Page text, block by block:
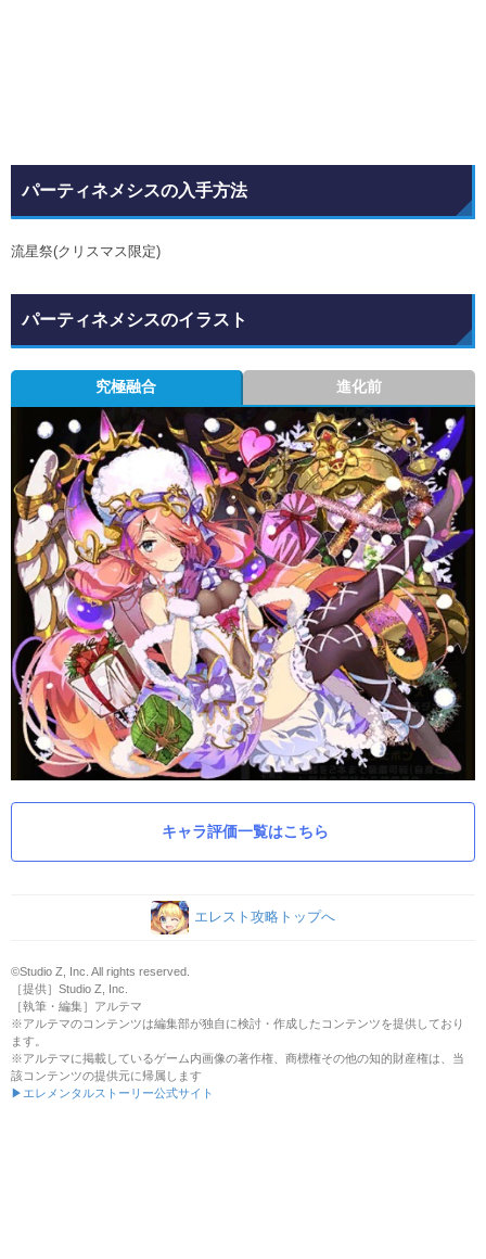
パーティネメシスの入手方法
流星祭(クリスマス限定)
パーティネメシスのイラスト
究極融合 進化前
キャラ評価一覧はこちら
エレスト攻略トップへ
©Studio Z, Inc. All rights reserved.
［提供］Studio Z, Inc.
［執筆・編集］アルテマ
※アルテマのコンテンツは編集部が独自に検討・作成したコンテンツを提供しており
ます。
※アルテマに掲載しているゲーム内画像の著作権、商標権その他の知的財産権は、当
該コンテンツの提供元に帰属します
▶エレメンタルストーリー公式サイト